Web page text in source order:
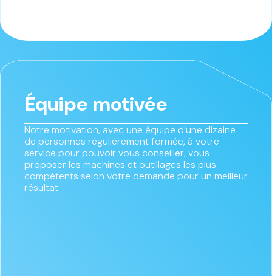
Équipe motivée
Notre motivation, avec une équipe d’une dizaine
de personnes régulièrement formée, à votre
service pour pouvoir vous conseiller, vous
proposer les machines et outillages les plus
compétents selon votre demande pour un meilleur
résultat.